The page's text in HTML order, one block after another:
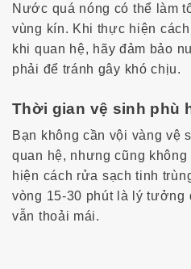
Nước quá nóng có thể làm
vùng kín. Khi thực hiện
khi quan hệ, hãy đảm bảo
phải để tránh gây khó chịu.
Thời gian vệ sinh phù
Bạn không cần vội vàng vệ
quan hệ, nhưng cũng
hiện cách rửa sạch tinh
vòng 15-30 phút là lý tưởng
vẫn thoải mái.